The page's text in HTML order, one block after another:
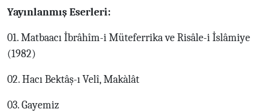
Yayınlanmış Eserleri:
01. Matbaacı İbrâhîm-i Müteferrika ve Risâle-i İslâmiye
(1982)
02. Hacı Bektâş-ı Velî, Makàlât
03. Gayemiz